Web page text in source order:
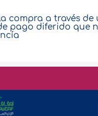
compra a través de
pago diferido que